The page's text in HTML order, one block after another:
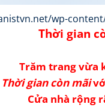
Thời gian
Trăm trang vừa
Thời gian còn mãi
Cửa nhà rộng